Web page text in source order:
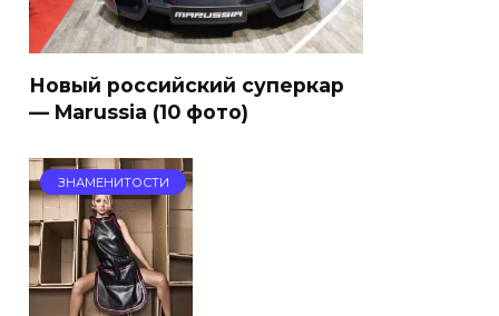
Новый российский суперкар
— Marussia (10 фото)
ЗНАМЕНИТОСТИ